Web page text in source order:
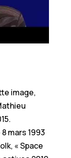
image,
mars 1993
« Space